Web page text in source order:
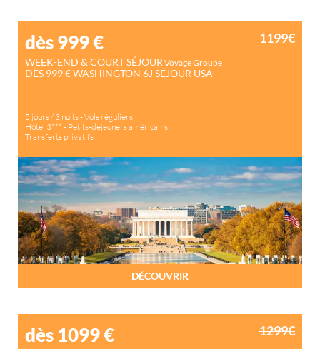
dès 999€
WEEK-END & COURT SÉJOUR Voyage Groupe
DÈS 999 € WASHINGTON 6J SÉJOUR USA
5 jours / 3 nuits - Vols réguliers
Hôtel 3*** - Petits-déjeuners américains
Transferts privatifs
DÉCOUVRIR
1199€
dès 1099€ 1299€